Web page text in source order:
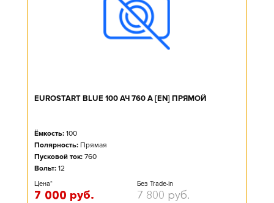
EUROSTART BLUE 100 АЧ 760 А [EN] ПРЯМОЙ
Ёмкость: 100
Полярность: Прямая
Пусковой ток: 760
Вольт: 12
Цена*
7 000 руб.
Без Trade-in
7 800 руб.